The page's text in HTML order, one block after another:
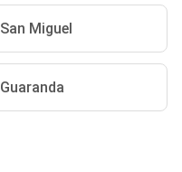
San Miguel
Guaranda